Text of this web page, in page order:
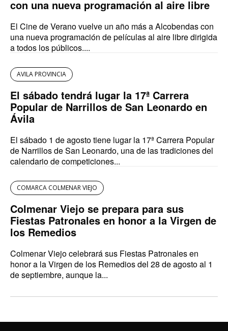
con una nueva programación al aire libre
El Cine de Verano vuelve un año más a Alcobendas con
una nueva programación de películas al aire libre dirigida
a todos los públicos....
AVILA PROVINCIA
El sábado tendrá lugar la 17ª Carrera
Popular de Narrillos de San Leonardo en
Ávila
El sábado 1 de agosto tiene lugar la 17ª Carrera Popular
de Narrillos de San Leonardo, una de las tradiciones del
calendario de competiciones...
COMARCA COLMENAR VIEJO
Colmenar Viejo se prepara para sus
Fiestas Patronales en honor a la Virgen de
los Remedios
Colmenar Viejo celebrará sus Fiestas Patronales en
honor a la Virgen de los Remedios del 28 de agosto al 1
de septiembre, aunque la...